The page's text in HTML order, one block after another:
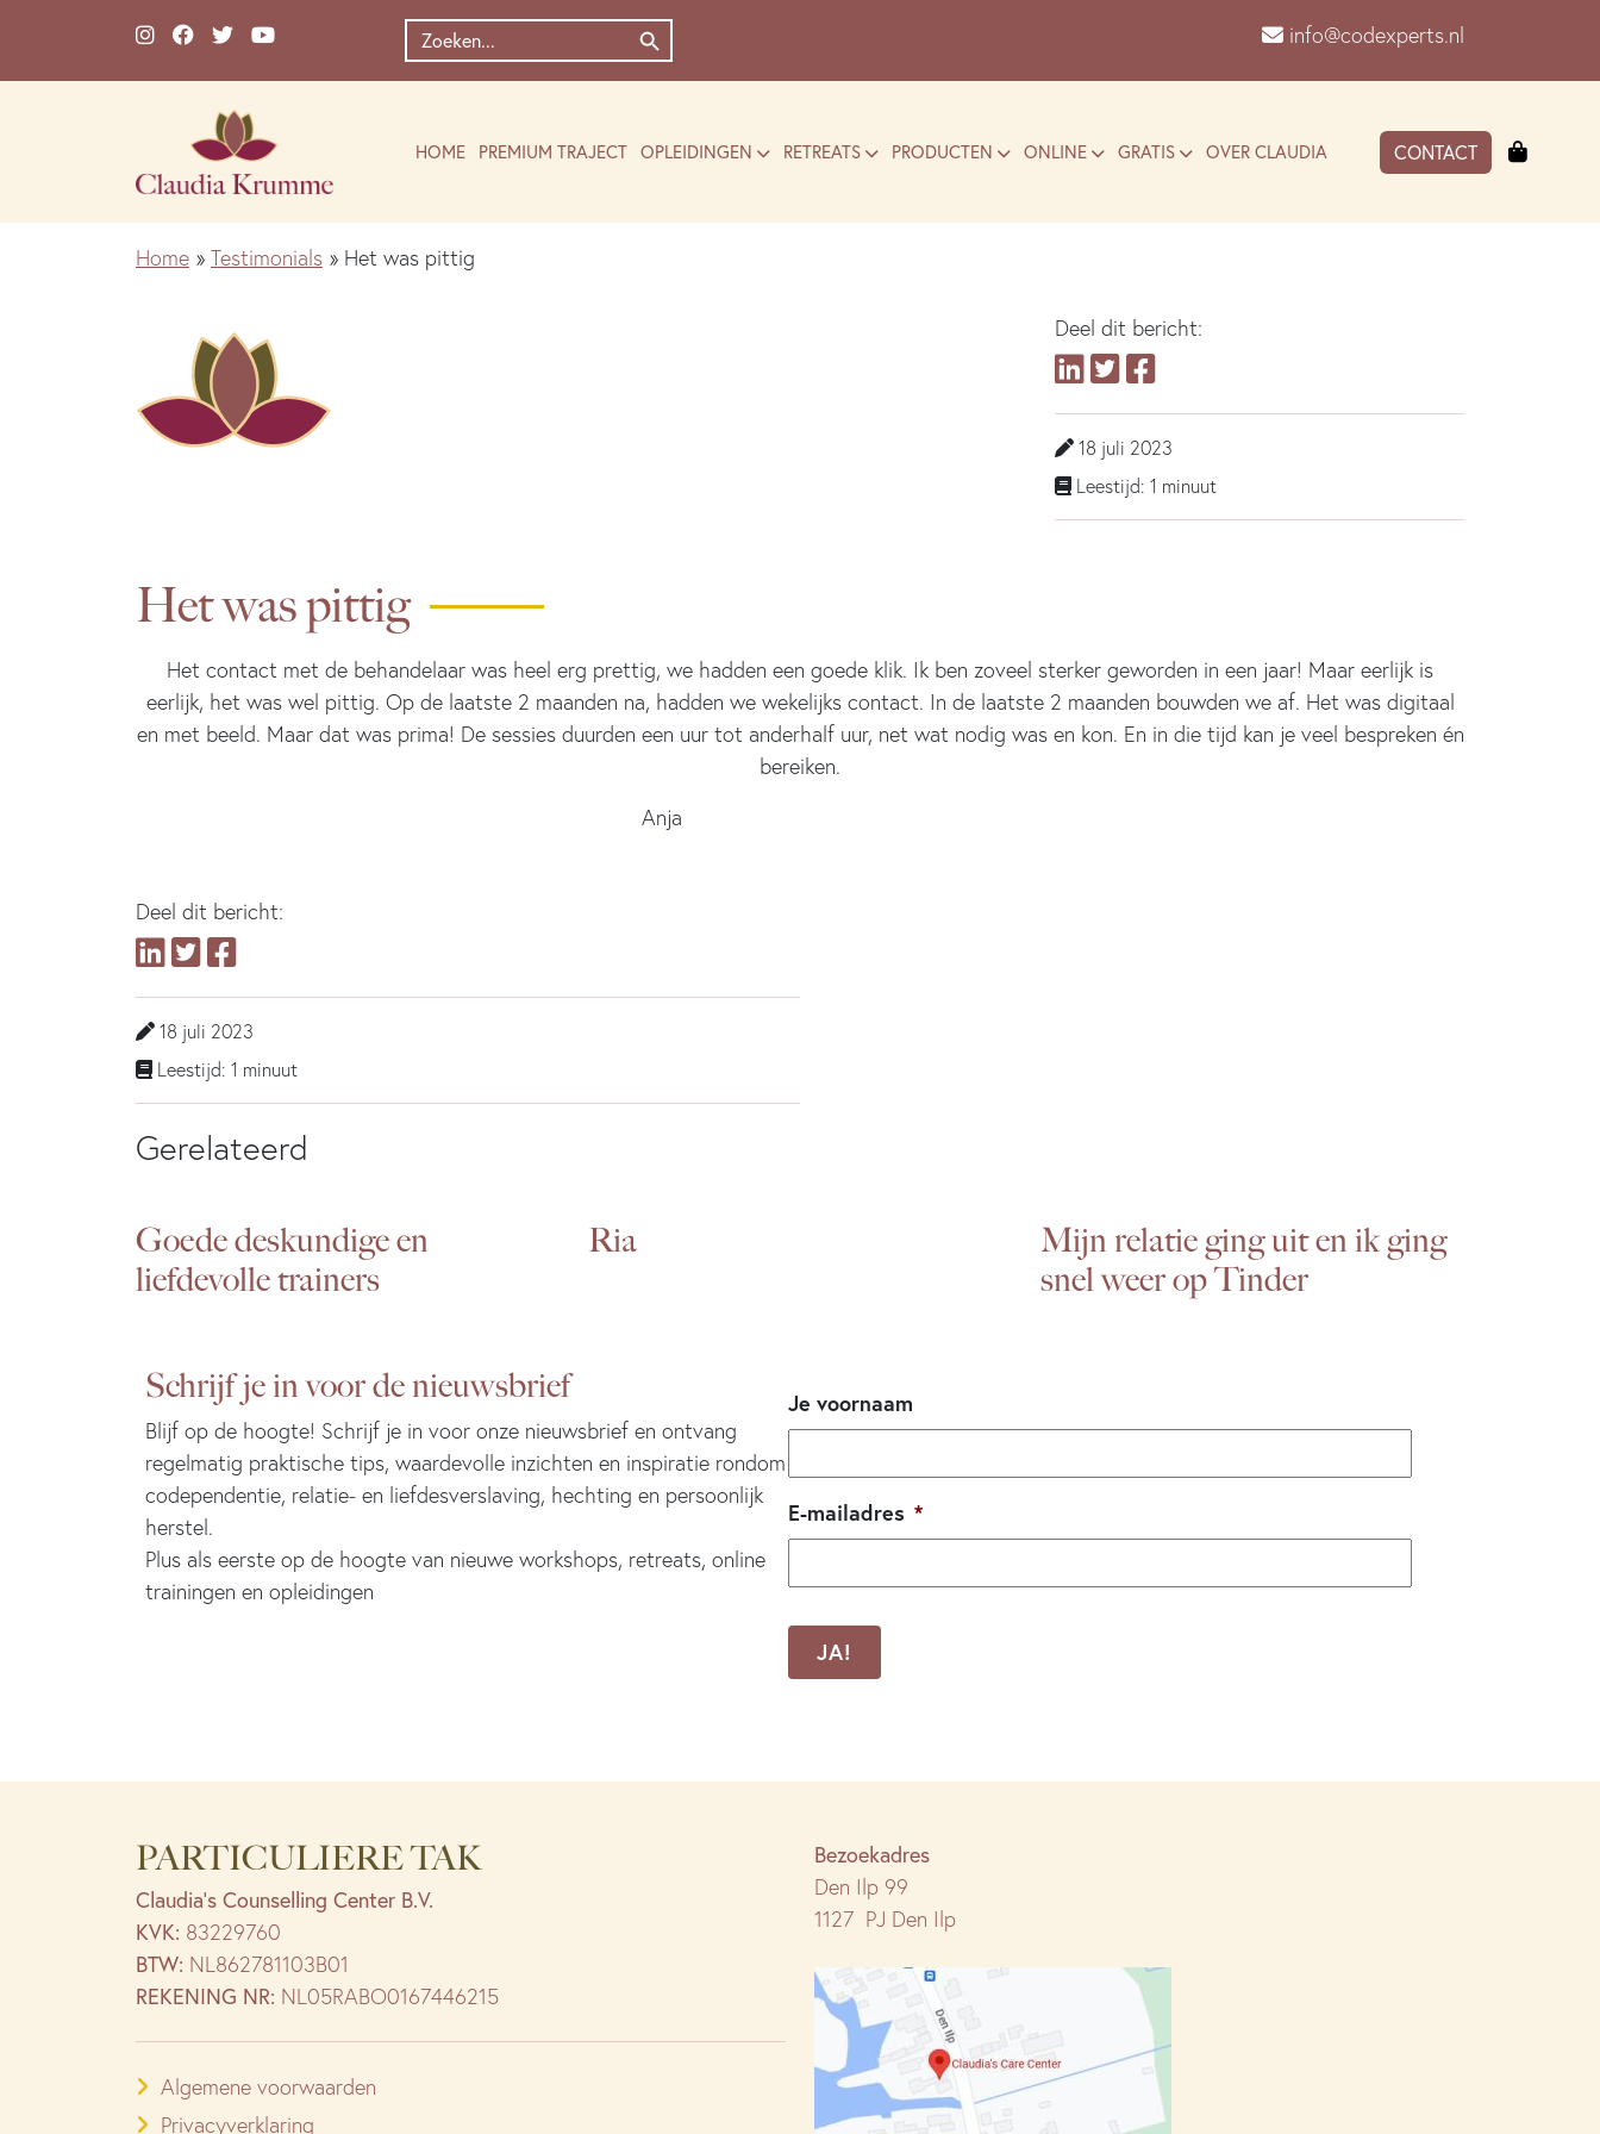
Zoek
naar:
Zoekknop
info@codexperts.nl
HOME PREMIUM TRAJECT OPLEIDINGEN RETREATS PRODUCTEN ONLINE GRATIS OVER CLAUDIA CONTACT
Home » Testimonials » Het was pittig
Deel dit bericht:
18 juli 2023
Leestijd: 1 minuut
Het was pittig
Het contact met de behandelaar was heel erg prettig, we hadden een goede klik. Ik ben zoveel sterker geworden in een jaar! Maar eerlijk is
eerlijk, het was wel pittig. Op de laatste 2 maanden na, hadden we wekelijks contact. In de laatste 2 maanden bouwden we af. Het was digitaal
en met beeld. Maar dat was prima! De sessies duurden een uur tot anderhalf uur, net wat nodig was en kon. En in die tijd kan je veel bespreken én
bereiken.
Anja
Deel dit bericht:
18 juli 2023
Leestijd: 1 minuut
Gerelateerd
Goede deskundige en
liefdevolle trainers
Ria
Mijn relatie ging uit en ik ging
snel weer op Tinder
Schrijf je in voor de nieuwsbrief
Blijf op de hoogte! Schrijf je in voor onze nieuwsbrief en ontvang
regelmatig praktische tips, waardevolle inzichten en inspiratie rondom
codependentie, relatie- en liefdesverslaving, hechting en persoonlijk
herstel.
Plus als eerste op de hoogte van nieuwe workshops, retreats, online
trainingen en opleidingen
Je voornaam
E-mailadres *
CAPTCHA
PARTICULIERE TAK
Claudia’s Counselling Center B.V.
KVK: 83229760
BTW: NL862781103B01
REKENING NR: NL05RABO0167446215
Algemene voorwaarden
Privacyverklaring
Bezoekadres
Den Ilp 99
1127 PJ Den Ilp